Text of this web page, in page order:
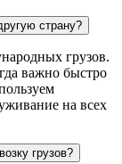
страну?
грузов.
важно быстро
на всех
грузов?